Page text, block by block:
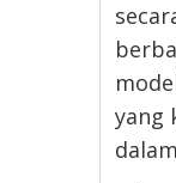
yang